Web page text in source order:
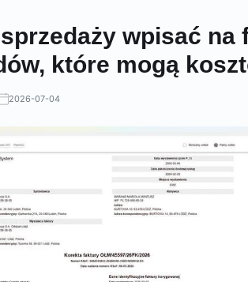
wpisać
które mogą
2026-07-04